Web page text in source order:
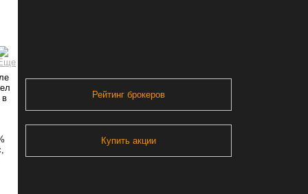
в
Рейтинг брокеров
Купить акции